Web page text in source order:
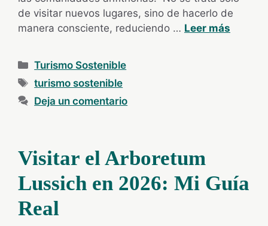
de visitar nuevos lugares, sino de hacerlo de
manera consciente, reduciendo … Leer más
Categorías
Turismo Sostenible
Etiquetas
turismo sostenible
Deja un comentario
Visitar el Arboretum
Lussich en 2026: Mi Guía
Real